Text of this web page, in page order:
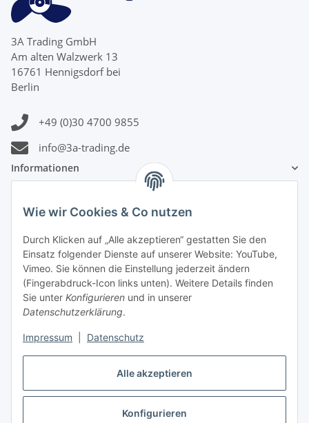
Alle akzeptieren
Konfigurieren
Wie wir Cookies & Co nutzen
Durch Klicken auf „Alle akzeptieren“ gestatten Sie den
Einsatz folgender Dienste auf unserer Website: YouTube,
Vimeo. Sie können die Einstellung jederzeit ändern
(Fingerabdruck-Icon links unten). Weitere Details finden
Sie unter Konfigurieren und in unserer
Datenschutzerklärung.
Impressum Datenschutz
3A Trading GmbH
Am alten Walzwerk 13
16761 Hennigsdorf bei
Berlin
+49 (0)30 4700 9855
info@3a-trading.de
Informationen
Gesetzliche Informationen
Zahlungsinformationen
Versandinformationen